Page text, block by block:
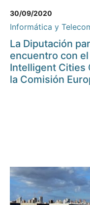
30/09/2020
Informática y
La Diputación
encuentro con
Intelligent Cities
la Comisión